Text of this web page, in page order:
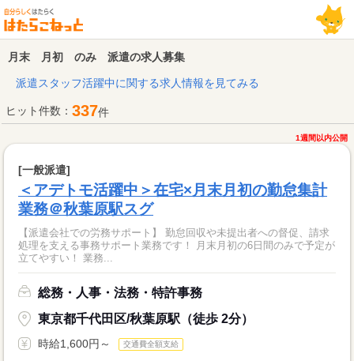
月末 月初 のみ 派遣の求人募集
派遣スタッフ活躍中に関する求人情報を見てみる
ヒット件数： 337件
1週間以内公開
[一般派遣]
＜アデトモ活躍中＞在宅×月末月初の勤怠集計
業務＠秋葉原駅スグ
【派遣会社での労務サポート】 勤怠回収や未提出者への督促、請求
処理を支える事務サポート業務です！ 月末月初の6日間のみで予定が
立てやすい！ 業務...
総務・人事・法務・特許事務
東京都千代田区/秋葉原駅（徒歩 2分）
時給1,600円～ 交通費全額支給